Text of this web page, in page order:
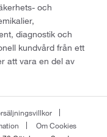
och
diagnostik och
kundvård från ett
att vara en del av
Om Cookies